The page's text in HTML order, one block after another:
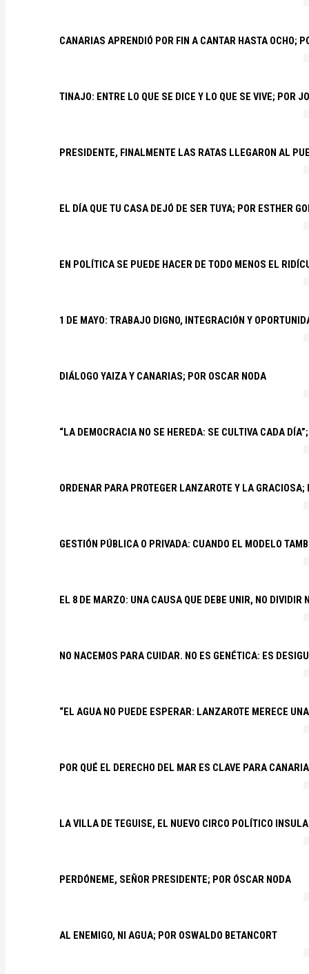
CANARIAS APRENDIÓ POR FIN A CANTAR HASTA OCHO;
TINAJO: ENTRE LO QUE SE DICE Y LO QUE SE VIVE; POR
PRESIDENTE, FINALMENTE LAS RATAS LLEGARON AL
EL DÍA QUE TU CASA DEJÓ DE SER TUYA; POR ESTHER
EN POLÍTICA SE PUEDE HACER DE TODO MENOS EL
1 DE MAYO: TRABAJO DIGNO, INTEGRACIÓN Y
DIÁLOGO YAIZA Y CANARIAS; POR OSCAR NODA
“LA DEMOCRACIA NO SE HEREDA: SE CULTIVA CADA
ORDENAR PARA PROTEGER LANZAROTE Y LA
GESTIÓN PÚBLICA O PRIVADA: CUANDO EL MODELO
EL 8 DE MARZO: UNA CAUSA QUE DEBE UNIR, NO DIVIDIR
NO NACEMOS PARA CUIDAR. NO ES GENÉTICA: ES
“EL AGUA NO PUEDE ESPERAR: LANZAROTE MERECE
POR QUÉ EL DERECHO DEL MAR ES CLAVE PARA
LA VILLA DE TEGUISE, EL NUEVO CIRCO POLÍTICO
PERDÓNEME, SEÑOR PRESIDENTE; POR ÓSCAR NODA
AL ENEMIGO, NI AGUA; POR OSWALDO BETANCORT